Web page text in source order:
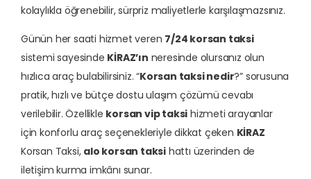
kolaylıkla öğrenebilir, sürpriz maliyetlerle karşılaşmazsınız.
Günün her saati hizmet veren 7/24 korsan taksi
sistemi sayesinde KİRAZ’ın neresinde olursanız olun
hızlıca araç bulabilirsiniz. “Korsan taksi nedir?” sorusuna
pratik, hızlı ve bütçe dostu ulaşım çözümü cevabı
verilebilir. Özellikle korsan vip taksi hizmeti arayanlar
için konforlu araç seçenekleriyle dikkat çeken KİRAZ
Korsan Taksi, alo korsan taksi hattı üzerinden de
iletişim kurma imkânı sunar.